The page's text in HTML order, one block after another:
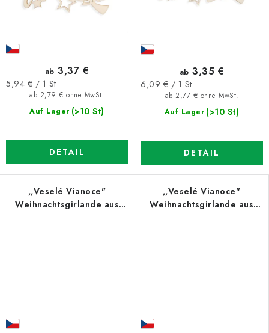
Auf Lager (>10 St)
ab 2,79 € ohne MwSt.
ab 3,37 €
Verkaufspreis:
5,94 € / 1 St
DETAIL
Auf Lager (>10 St)
ab 2,77 € ohne MwSt.
ab 3,35 €
Verkaufspreis:
6,09 € / 1 St
DETAIL
,,Veselé Vianoce"
Weihnachtsgirlande aus
,,Veselé Vianoce"
Weihnachtsgirlande aus